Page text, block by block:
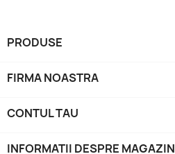
PRODUSE
FIRMA NOASTRA
CONTUL TAU
INFORMATII DESPRE MAGAZIN